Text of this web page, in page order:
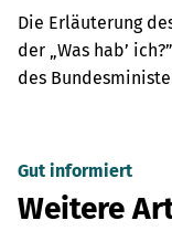
Die Erläuterung
der „Was hab’
des
Gut informiert
Weitere